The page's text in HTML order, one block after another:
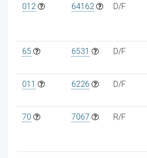
012 64162 D/F
65 6531 D/F
011 6226 D/F
70 7067 R/F